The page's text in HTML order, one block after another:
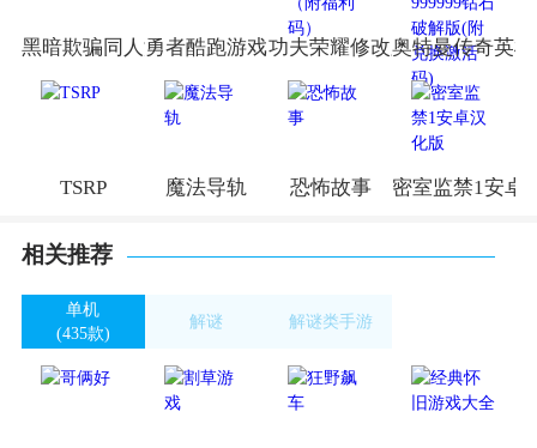
黑暗欺骗同人游戏勇者酷跑游戏功夫荣耀修改版（附福利码）
奥特曼传奇英
TSRP 魔法导轨 恐怖故事 密室监禁1安卓
相关推荐
单机
(435款)
解谜
解谜类手游